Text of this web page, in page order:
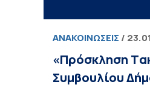
ΑΝΑΚΟΙΝΏΣΕΙΣ /
«Πρόσκληση
Συμβουλίου